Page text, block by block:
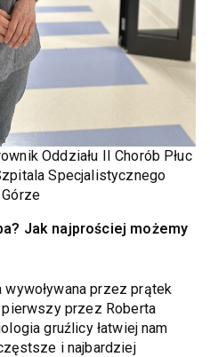
Oddziału II Chorób Płuc
Specjalistycznego
Jak najprościej możemy
wywoływana przez prątek
przez Roberta
gruźlicy łatwiej nam
i najbardziej